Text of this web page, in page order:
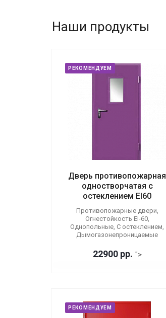
Наши продукты
РЕКОМЕНДУЕМ
Дверь противопожарная
одностворчатая с
остеклением EI60
Противопожарные двери,
Огнестойкость EI-60,
Однопольные, С остеклением,
Дымогазонепроницаемые
22900 рр. ">
РЕКОМЕНДУЕМ